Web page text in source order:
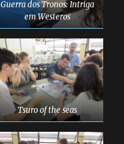
Guerra dos Tronos: Intriga
em Westeros
Tsuro of the seas